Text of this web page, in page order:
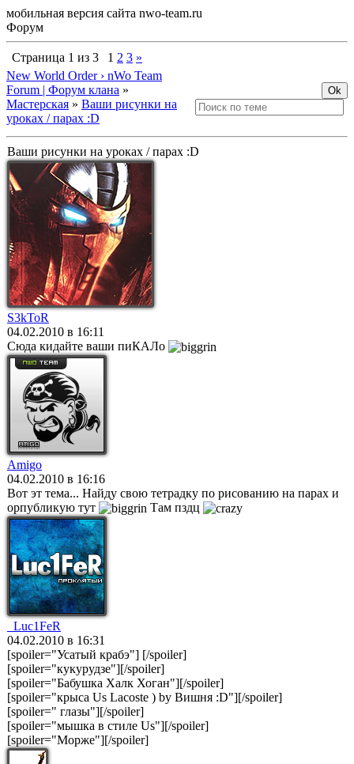
мобильная версия сайта nwo-team.ru
Форум
Страница 1 из 3 1 2 3 »
New World Order › nWo Team
Forum | Форум клана »
Мастерская » Ваши рисунки на
уроках / парах :D
Ваши рисунки на уроках / парах :D
S3kToR
04.02.2010 в 16:11
Сюда кидайте ваши пиКАЛо
Amigo
04.02.2010 в 16:16
Вот эт тема... Найду свою тетрадку по рисованию на парах и
орпубликую тут
Там пздц
_Luc1FeR
04.02.2010 в 16:31
[spoiler="Усатый крабэ"] [/spoiler]
[spoiler="кукурудзе"][/spoiler]
[spoiler="Бабушка Халк Хоган"][/spoiler]
[spoiler="крыса Us Lacoste ) by Вишня :D"][/spoiler]
[spoiler=" глазы"][/spoiler]
[spoiler="мышка в cтиле Us"][/spoiler]
[spoiler="Морже"][/spoiler]